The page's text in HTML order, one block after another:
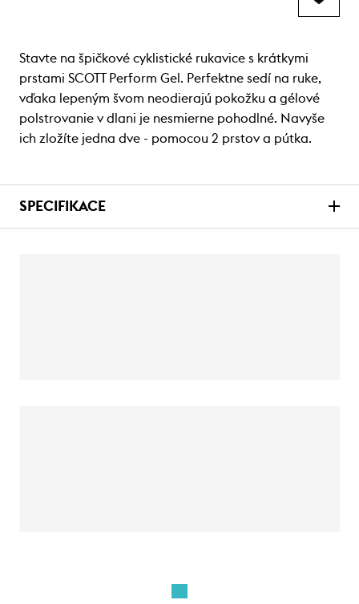
Stavte na špičkové cyklistické rukavice s krátkymi
prstami SCOTT Perform Gel. Perfektne sedí na ruke,
vďaka lepeným švom neodierajú pokožku a gélové
polstrovanie v dlani je nesmierne pohodlné. Navyše
ich zložíte jedna dve - pomocou 2 prstov a pútka.
SPECIFIKACE